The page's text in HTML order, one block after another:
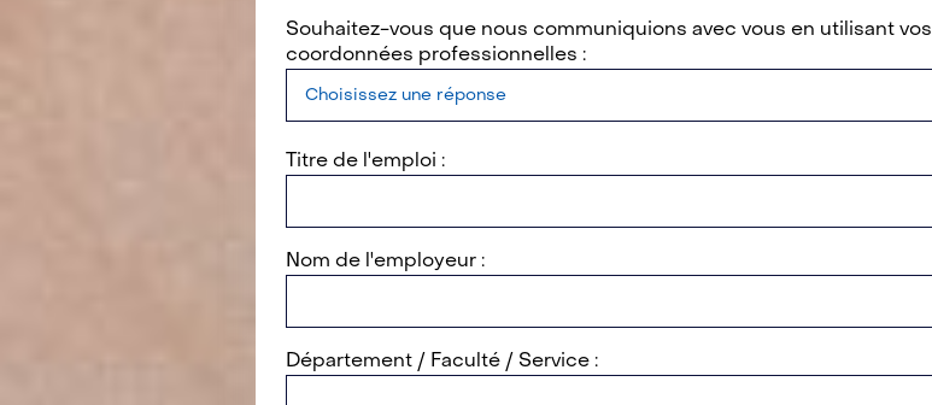
Souhaitez-vous que nous communiquions avec vous en utilisant vos
coordonnées professionnelles :
Titre de l'emploi :
Nom de l'employeur :
Département / Faculté / Service :